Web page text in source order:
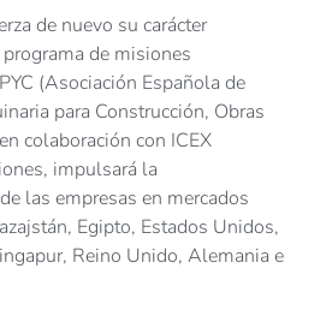
de nuevo su carácter
de misiones
(Asociación Española de
para Construcción, Obras
colaboración con ICEX
impulsará la
las empresas en mercados
Egipto, Estados Unidos,
Reino Unido, Alemania e